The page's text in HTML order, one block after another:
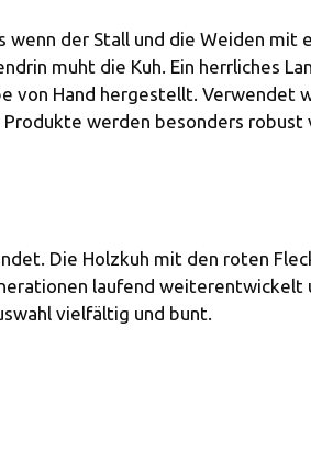
der Stall und die Weiden mit
muht die Kuh. Ein herrliches
von Hand hergestellt. Verwendet
werden besonders
Die Holzkuh mit den roten
laufend weiterentwickelt
vielfältig und bunt.